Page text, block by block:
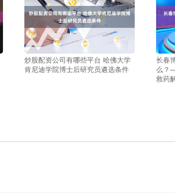
炒股配资公司有哪些平台 哈佛大学
肯尼迪学院博士后研究员遴选条件
长春
么？
救药